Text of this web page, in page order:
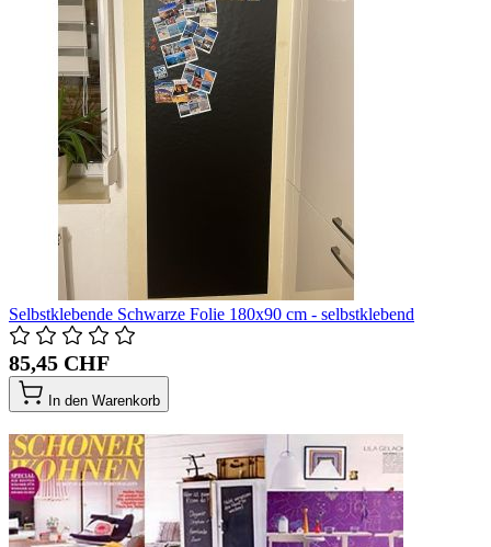
Selbstklebende Schwarze Folie 180x90 cm - selbstklebend
85,45 CHF
In den Warenkorb